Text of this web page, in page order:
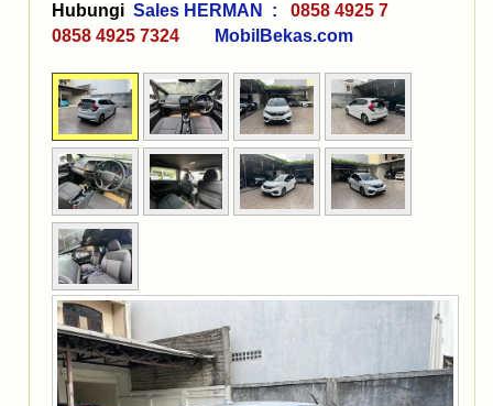
Hubungi Sales HERMAN :
0858 4925 7
0858 4925 7324
MobilBekas.com